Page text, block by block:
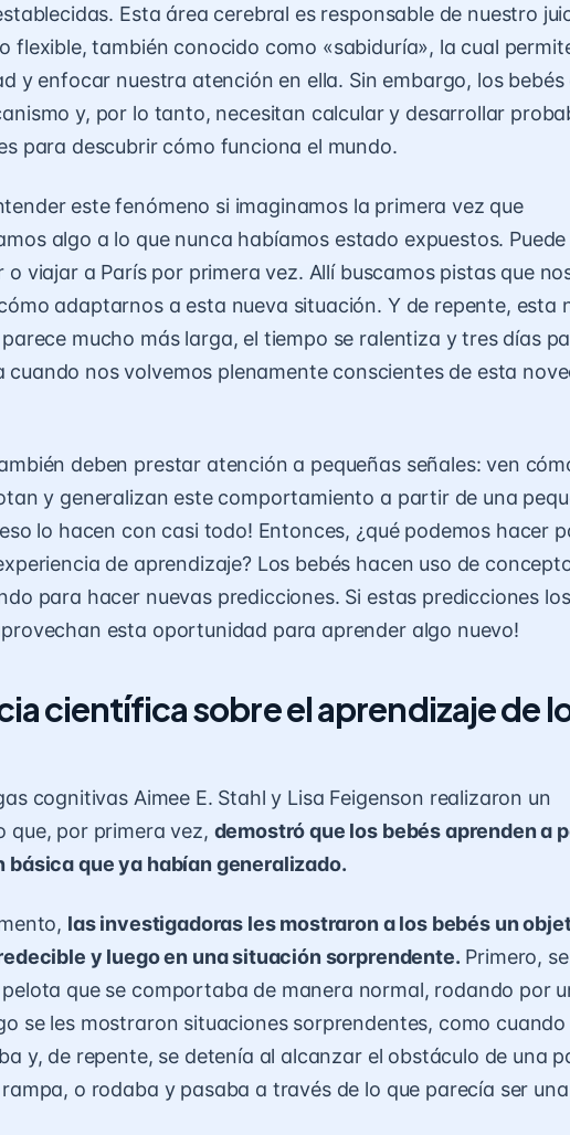
Esta área cerebral es responsable de nuestro
flexible, también conocido como «sabiduría», la cual
y enfocar nuestra atención en ella. Sin embargo, los
y, por lo tanto, necesitan calcular y desarrollar
para descubrir cómo funciona el mundo.
este fenómeno si imaginamos la primera vez que
algo a lo que nunca habíamos estado expuestos. Puede
o viajar a París por primera vez. Allí buscamos pistas que
adaptarnos a esta nueva situación. Y de repente, esta
mucho más larga, el tiempo se ralentiza y tres días
cuando nos volvemos plenamente conscientes de esta
deben prestar atención a pequeñas señales: ven
y generalizan este comportamiento a partir de una
lo hacen con casi todo! Entonces, ¿qué podemos hacer
de aprendizaje? Los bebés hacen uso de
para hacer nuevas predicciones. Si estas predicciones los
esta oportunidad para aprender algo nuevo!
científica sobre el aprendizaje de
cognitivas Aimee E. Stahl y Lisa Feigenson realizaron un
que, por primera vez, demostró que los bebés aprenden a
básica que ya habían generalizado.
las investigadoras les mostraron a los bebés un
y luego en una situación sorprendente. Primero,
que se comportaba de manera normal, rodando por
se les mostraron situaciones sorprendentes, como cuando
y, de repente, se detenía al alcanzar el obstáculo de una
o rodaba y pasaba a través de lo que parecía ser